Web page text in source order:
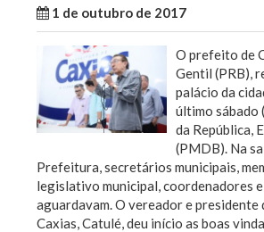
1 de outubro de 2017
O prefeito de
Gentil (PRB),
palácio da
último sábado
da República,
(PMDB). Na
Prefeitura, secretários municipais,
legislativo municipal, coordenadores
aguardavam. O vereador e presidente
Caxias, Catulé, deu início as boas